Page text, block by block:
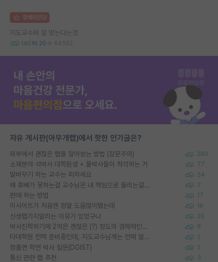
명예의전당
지도교수와 잘 맞는다는것
140 20 64582
자유 게시판(아무개랩)에서 핫한 인기글은?
외부에서 괜찮은 랩을 알아보는 방법 (장문주의) 280
소재분야 석박사 대학원생 + 물박사들이 착각하는 거 77
말바꾸기 하는 교수는 피하세요 54
왜 후배가 못하는걸 교수님은 내 책임으로 돌리는걸까요? 7
편애 하는 방법 17
이사이트가 처음엔 정말 도움많이됐는데 16
신생랩가지말라는 이유가 있었구나 20
박사진학하기에 2억은 괜찮은 (?) 정도의 경제력인가요 8
타대학원 컨텍 준비중인데, 지도교수님께는 언제 말씀드려야 할까요? 2
정출연 학연 박사 질문(DGIST) 2
통신 관련 랩 추천 3